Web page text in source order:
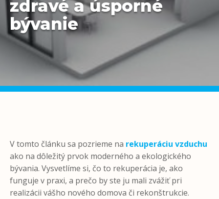
zdravé a úsporné
bývanie
V tomto článku sa pozrieme na rekuperáciu vzduchu
ako na dôležitý prvok moderného a ekologického
bývania. Vysvetlíme si, čo to rekuperácia je, ako
funguje v praxi, a prečo by ste ju mali zvážiť pri
realizácii vášho nového domova či rekonštrukcie.